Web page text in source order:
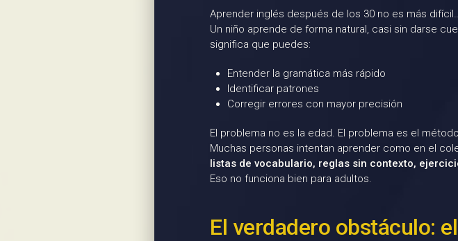
Aprender inglés después de los 30 no es más
Un niño aprende de forma natural, casi sin darse
significa que puedes:
Entender la gramática más rápido
Identificar patrones
Corregir errores con mayor precisión
El problema no es la edad. El problema es el
Muchas personas intentan aprender como en el
listas de vocabulario, reglas sin contexto,
Eso no funciona bien para adultos.
El verdadero obstáculo: